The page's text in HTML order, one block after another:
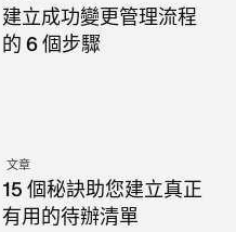
建立成功變更管理流程
的 6 個步驟
文章
15 個秘訣助您建立真正
有用的待辦清單